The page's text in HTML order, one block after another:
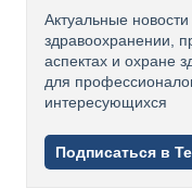
Актуальные
здравоохранении,
аспектах и охране
для
интересующихся
Подписаться в